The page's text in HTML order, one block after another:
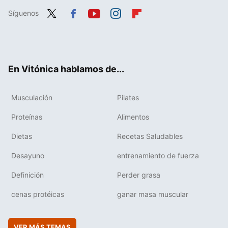
Síguenos
En Vitónica hablamos de...
Musculación Pilates
Proteínas Alimentos
Dietas Recetas Saludables
Desayuno entrenamiento de fuerza
Definición Perder grasa
cenas protéicas ganar masa muscular